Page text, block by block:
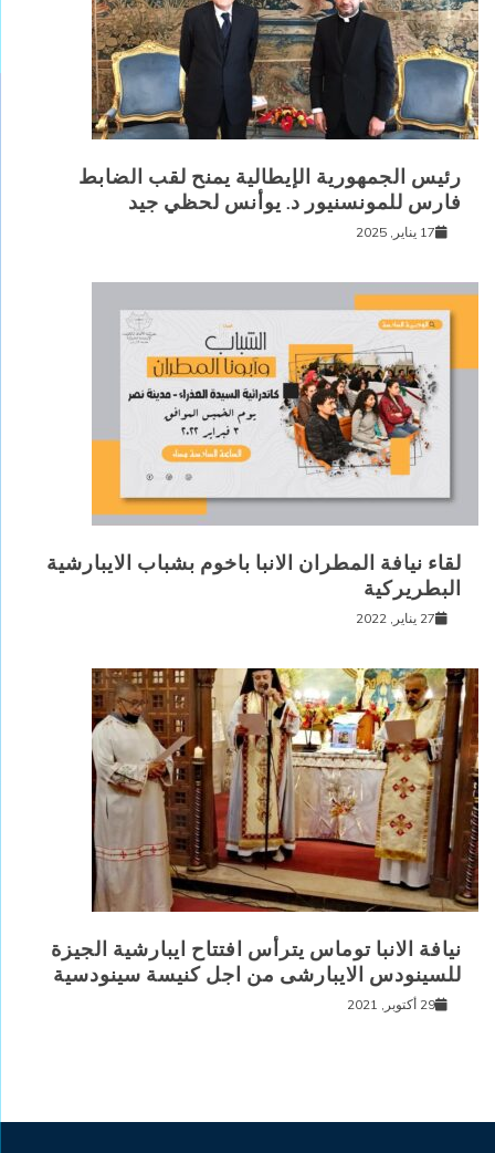
رئيس الجمهورية الإيطالية يمنح لقب الضابط
فارس للمونسنيور د. يوأنس لحظي جيد
17 يناير, 2025
لقاء نيافة المطران الانبا باخوم بشباب الايبارشية
البطريركية
27 يناير, 2022
نيافة الانبا توماس يترأس افتتاح ايبارشية الجيزة
للسينودس الايبارشى من اجل كنيسة سينودسية
29 أكتوبر, 2021